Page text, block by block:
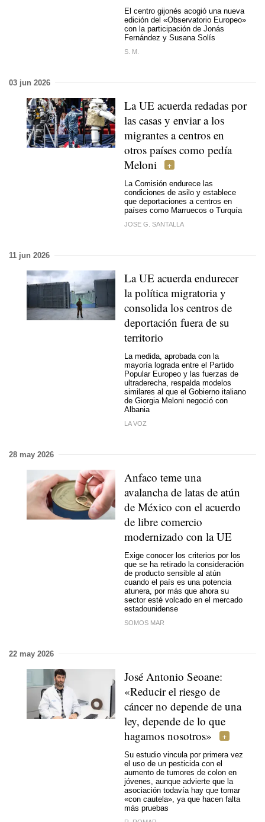
El centro gijonés acogió una nueva
edición del «Observatorio Europeo»
con la participación de Jonás
Fernández y Susana Solís
S. M.
03 jun 2026
La UE acuerda redadas por
las casas y enviar a los
migrantes a centros en
otros países como pedía
Meloni
La Comisión endurece las
condiciones de asilo y establece
que deportaciones a centros en
países como Marruecos o Turquía
JOSE G. SANTALLA
11 jun 2026
La UE acuerda endurecer
la política migratoria y
consolida los centros de
deportación fuera de su
territorio
La medida, aprobada con la
mayoría lograda entre el Partido
Popular Europeo y las fuerzas de
ultraderecha, respalda modelos
similares al que el Gobierno italiano
de Giorgia Meloni negoció con
Albania
LA VOZ
28 may 2026
Anfaco teme una
avalancha de latas de atún
de México con el acuerdo
de libre comercio
modernizado con la UE
Exige conocer los criterios por los
que se ha retirado la consideración
de producto sensible al atún
cuando el país es una potencia
atunera, por más que ahora su
sector esté volcado en el mercado
estadounidense
SOMOS MAR
22 may 2026
José Antonio Seoane:
«Reducir el riesgo de
cáncer no depende de una
ley, depende de lo que
hagamos nosotros»
Su estudio vincula por primera vez
el uso de un pesticida con el
aumento de tumores de colon en
jóvenes, aunque advierte que la
asociación todavía hay que tomar
«con cautela», ya que hacen falta
más pruebas